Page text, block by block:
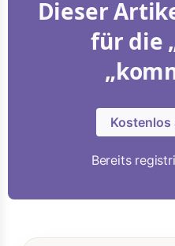
Dieser
für die
Kostenlos
Bereits